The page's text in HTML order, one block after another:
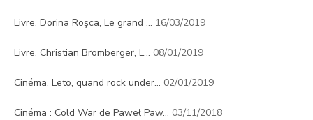
Livre. Dorina Roşca, Le grand … 16/03/2019
Livre. Christian Bromberger, L… 08/01/2019
Cinéma. Leto, quand rock under… 02/01/2019
Cinéma : Cold War de Paweł Paw… 03/11/2018